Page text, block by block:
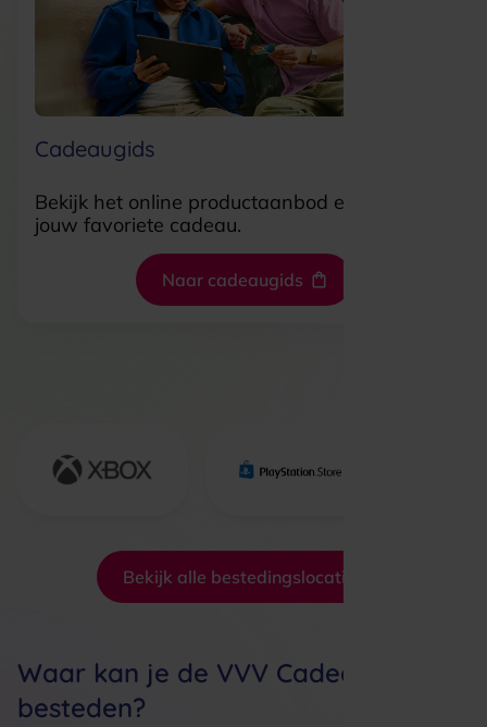
Cadeaugids
Bekijk het online productaanbod en shop
jouw favoriete cadeau.
Naar cadeaugids
Bekijk alle bestedingslocaties
Waar kan je de VVV Cadeaukaart
besteden?